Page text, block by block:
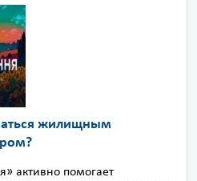
жилищным
активно помогает